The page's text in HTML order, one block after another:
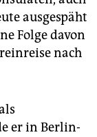
ausgespäht
Folge davon
nach
er in Berlin-